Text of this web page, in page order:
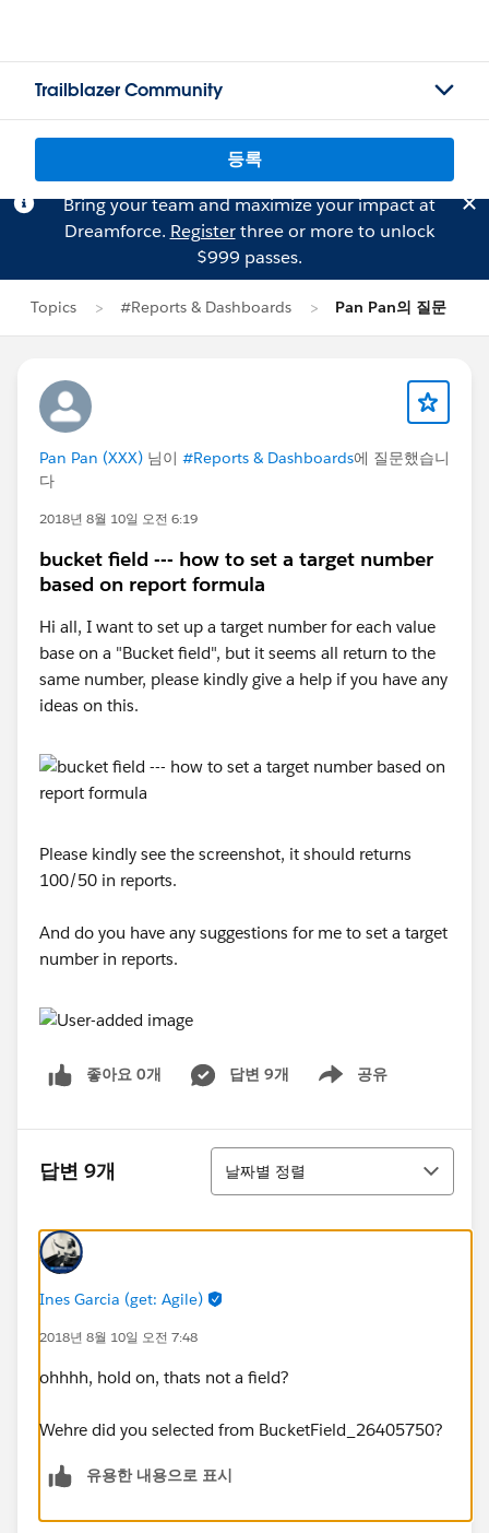
Trailblazer Community
등록
Bring your team and maximize your impact at
Dreamforce. Registerthree or more to unlock
$999 passes.
Topics #Reports & Dashboards Pan Pan의 질문
Pan Pan (XXX) 님이 #Reports & Dashboards에 질문했습니
다
2018년 8월 10일 오전 6:19
bucket field --- how to set a target number
based on report formula
Hi all, I want to set up a target number for each value
base on a "Bucket field", but it seems all return to the
same number, please kindly give a help if you have any
ideas on this.
Please kindly see the screenshot, it should returns
100/50 in reports.
And do you have any suggestions for me to set a target
number in reports.
좋아요 0개 답변 9개 공유
Show menu
답변 9개
정렬
날짜별 정렬
Ines Garcia (get: Agile)
2018년 8월 10일 오전 7:48
ohhhh, hold on, thats not a field?
Wehre did you selected from BucketField_26405750?
유용한 내용으로 표시